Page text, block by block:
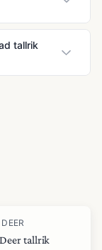
tallrik
tallrik